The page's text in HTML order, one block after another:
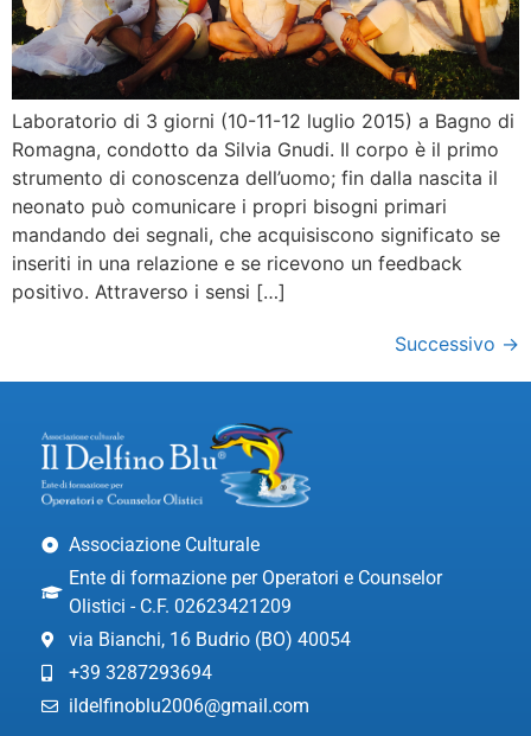
Laboratorio di 3 giorni (10-11-12 luglio 2015) a Bagno di
Romagna, condotto da Silvia Gnudi. Il corpo è il primo
strumento di conoscenza dell’uomo; fin dalla nascita il
neonato può comunicare i propri bisogni primari
mandando dei segnali, che acquisiscono significato se
inseriti in una relazione e se ricevono un feedback
positivo. Attraverso i sensi […]
Successivo →
Associazione Culturale
Ente di formazione per Operatori e Counselor
Olistici - C.F. 02623421209
via Bianchi, 16 Budrio (BO) 40054
+39 3287293694
ildelfinoblu2006@gmail.com